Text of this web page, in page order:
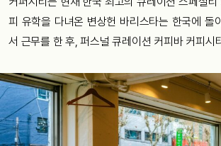
피 유학을 다녀온 변상헌 바리스타는 한국에 돌
서 근무를 한 후, 퍼스널 큐레이션 커피바 커피시